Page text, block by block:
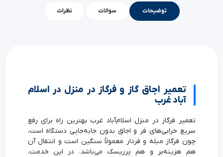
توضیحات سوالات نظرات
تعمیر اجاق گاز و فرگاز در منزل در اسلام
آباد غرب
تعمیر فرگاز در منزل اسلام‌آباد غرب بهترین راه برای رفع
سریع خرابی‌های فر و اجاق بدون جابه‌جایی دستگاه است،
چون فرگاز مبله و فردار معمولاً سنگین است و انتقال آن
هم هزینه‌بر و هم پرریسک می‌باشد. در این خدمت،